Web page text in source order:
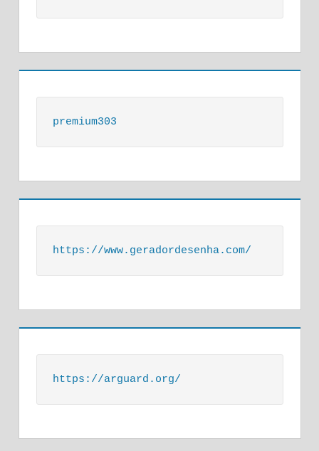
premium303
https://www.geradordesenha.com/
https://arguard.org/